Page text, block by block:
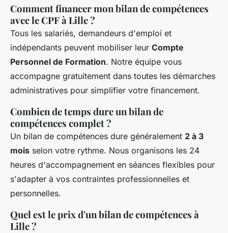
Comment financer mon bilan de compétences
avec le CPF à Lille ?
Tous les salariés, demandeurs d'emploi et
indépendants peuvent mobiliser leur Compte
Personnel de Formation. Notre équipe vous
accompagne gratuitement dans toutes les démarches
administratives pour simplifier votre financement.
Combien de temps dure un bilan de
compétences complet ?
Un bilan de compétences dure généralement 2 à 3
mois selon votre rythme. Nous organisons les 24
heures d'accompagnement en séances flexibles pour
s'adapter à vos contraintes professionnelles et
personnelles.
Quel est le prix d'un bilan de compétences à
Lille ?